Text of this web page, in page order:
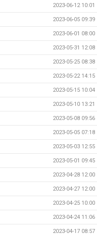
2023-06-12 10:01
2023-06-05 09:39
2023-06-01 08:00
2023-05-31 12:08
2023-05-25 08:38
2023-05-22 14:15
2023-05-15 10:04
2023-05-10 13:21
2023-05-08 09:56
2023-05-05 07:18
2023-05-03 12:55
2023-05-01 09:45
2023-04-28 12:00
2023-04-27 12:00
2023-04-25 10:00
2023-04-24 11:06
2023-04-17 08:57